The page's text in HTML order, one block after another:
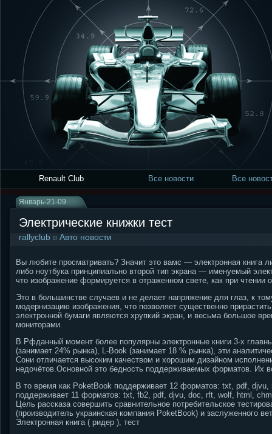
Renault Club Все новости Все
Январь-21-09
Электрические книжки тест
rallyclub в Авто новости
Вы любите просматривать? Значит это вамс — электронная книга
либо ноутбука принципиально второй тип экрана — именуемый
что изображение формируется в отраженном свете, как при чтении
Это в большинстве случаев и не делает напряжение для глаз, к
модернизацию изображения, что позволяет существенно
электронной бумаги являются хрупкий экран, и весьма большое
мониторами.
В Рфданный момент более популярны электронные книги 3-х
(занимает 24% рынка), L-Book (занимает 18 % рынка), эти
Сони отличается высоким качеством и хорошим дизайном
недочётов.Основной это бедность поддерживаемых форматов. Их
В то время как PoketBook поддерживает 12 форматов: txt, pdf,
поддерживает 11 форматов: txt, fb2, pdf, djvu, doc, rft, wolf, html,
Цель рассказа совершить сравнительное потребительское
(производитель украинская компания PoketBook) и заслуженного
Электронная книга ( ридер ), тест